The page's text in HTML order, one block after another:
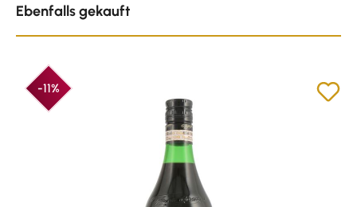
Ebenfalls gekauft
-11%